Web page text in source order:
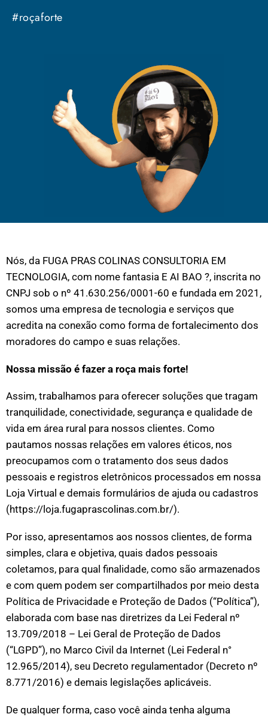
#roçaforte
Nós, da FUGA PRAS COLINAS CONSULTORIA EM
TECNOLOGIA, com nome fantasia E AI BAO ?, inscrita no
CNPJ sob o nº 41.630.256/0001-60 e fundada em 2021,
somos uma empresa de tecnologia e serviços que
acredita na conexão como forma de fortalecimento dos
moradores do campo e suas relações.
Nossa missão é fazer a roça mais forte!
Assim, trabalhamos para oferecer soluções que tragam
tranquilidade, conectividade, segurança e qualidade de
vida em área rural para nossos clientes. Como
pautamos nossas relações em valores éticos, nos
preocupamos com o tratamento dos seus dados
pessoais e registros eletrônicos processados em nossa
Loja Virtual e demais formulários de ajuda ou cadastros
(https://loja.fugaprascolinas.com.br/).
Por isso, apresentamos aos nossos clientes, de forma
simples, clara e objetiva, quais dados pessoais
coletamos, para qual finalidade, como são armazenados
e com quem podem ser compartilhados por meio desta
Política de Privacidade e Proteção de Dados (“Política”),
elaborada com base nas diretrizes da Lei Federal nº
13.709/2018 – Lei Geral de Proteção de Dados
(“LGPD”), no Marco Civil da Internet (Lei Federal n°
12.965/2014), seu Decreto regulamentador (Decreto nº
8.771/2016) e demais legislações aplicáveis.
De qualquer forma, caso você ainda tenha alguma